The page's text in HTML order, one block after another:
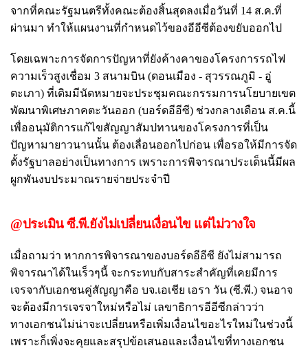
จากที่คณะรัฐมนตรีทั้งคณะต้องสิ้นสุดลงเมื่อวันที่ 14 ส.ค.ที่
ผ่านมา ทำให้แผนงานที่กำหนดไว้ของอีอีซีต้องขยับออกไป
โดยเฉพาะการจัดการปัญหาที่ยังค้างคาของโครงการรถไฟ
ความเร็วสูงเชื่อม 3 สนามบิน (ดอนเมือง - สุวรรณภูมิ - อู่
ตะเภา) ที่เดิมมีนัดหมายจะประชุมคณะกรรมการนโยบายเขต
พัฒนาพิเศษภาคตะวันออก (บอร์ดอีอีซี) ช่วงกลางเดือน ส.ค.นี้
เพื่ออนุมัติการแก้ไขสัญญาสัมปทานของโครงการที่เป็น
ปัญหามายาวนานนั้น ต้องเลื่อนออกไปก่อน เพื่อรอให้มีการจัด
ตั้งรัฐบาลอย่างเป็นทางการ เพราะการพิจารณาประเด็นนี้มีผล
ผูกพันงบประมาณรายจ่ายประจำปี
@ประเมิน ซี.พี.ยังไม่เปลี่ยนเงื่อนไข แต่ไม่วางใจ
เมื่อถามว่า หากการพิจารณาของบอร์ดอีอีซี ยังไม่สามารถ
พิจารณาได้ในเร็วๆนี้ จะกระทบกับสาระสำคัญที่เคยมีการ
เจรจากับเอกชนคู่สัญญาคือ บจ.เอเชีย เอรา วัน (ซี.พี.) จนอาจ
จะต้องมีการเจรจาใหม่หรือไม่ เลขาธิการอีอีซีกล่าวว่า
ทางเอกชนไม่น่าจะเปลี่ยนหรือเพิ่มเงื่อนไขอะไรใหม่ในช่วงนี้
เพราะก็เพิ่งจะคุยและสรุปข้อเสนอและเงื่อนไขที่ทางเอกชน